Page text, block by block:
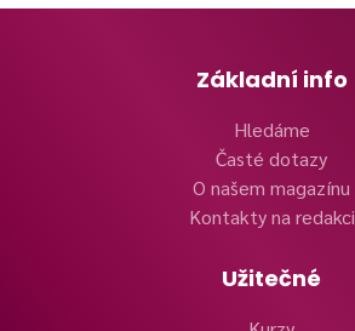
Základní info
Hledáme
Časté dotazy
O našem magazínu
Kontakty na redakci
Užitečné